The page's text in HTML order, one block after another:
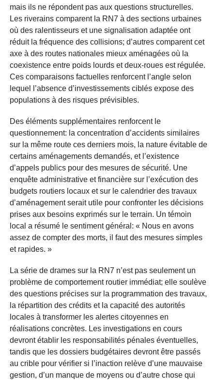
mais ils ne répondent pas aux questions structurelles.
Les riverains comparent la RN7 à des sections urbaines
où des ralentisseurs et une signalisation adaptée ont
réduit la fréquence des collisions; d’autres comparent cet
axe à des routes nationales mieux aménagées où la
coexistence entre poids lourds et deux-roues est régulée.
Ces comparaisons factuelles renforcent l’angle selon
lequel l’absence d’investissements ciblés expose des
populations à des risques prévisibles.
Des éléments supplémentaires renforcent le
questionnement: la concentration d’accidents similaires
sur la même route ces derniers mois, la nature évitable de
certains aménagements demandés, et l’existence
d’appels publics pour des mesures de sécurité. Une
enquête administrative et financière sur l’exécution des
budgets routiers locaux et sur le calendrier des travaux
d’aménagement serait utile pour confronter les décisions
prises aux besoins exprimés sur le terrain. Un témoin
local a résumé le sentiment général: « Nous en avons
assez de compter des morts, il faut des mesures simples
et rapides. »
La série de drames sur la RN7 n’est pas seulement un
problème de comportement routier immédiat; elle soulève
des questions précises sur la programmation des travaux,
la répartition des crédits et la capacité des autorités
locales à transformer les alertes citoyennes en
réalisations concrètes. Les investigations en cours
devront établir les responsabilités pénales éventuelles,
tandis que les dossiers budgétaires devront être passés
au crible pour vérifier si l’inaction relève d’une mauvaise
gestion, d’un manque de moyens ou d’autre chose qui